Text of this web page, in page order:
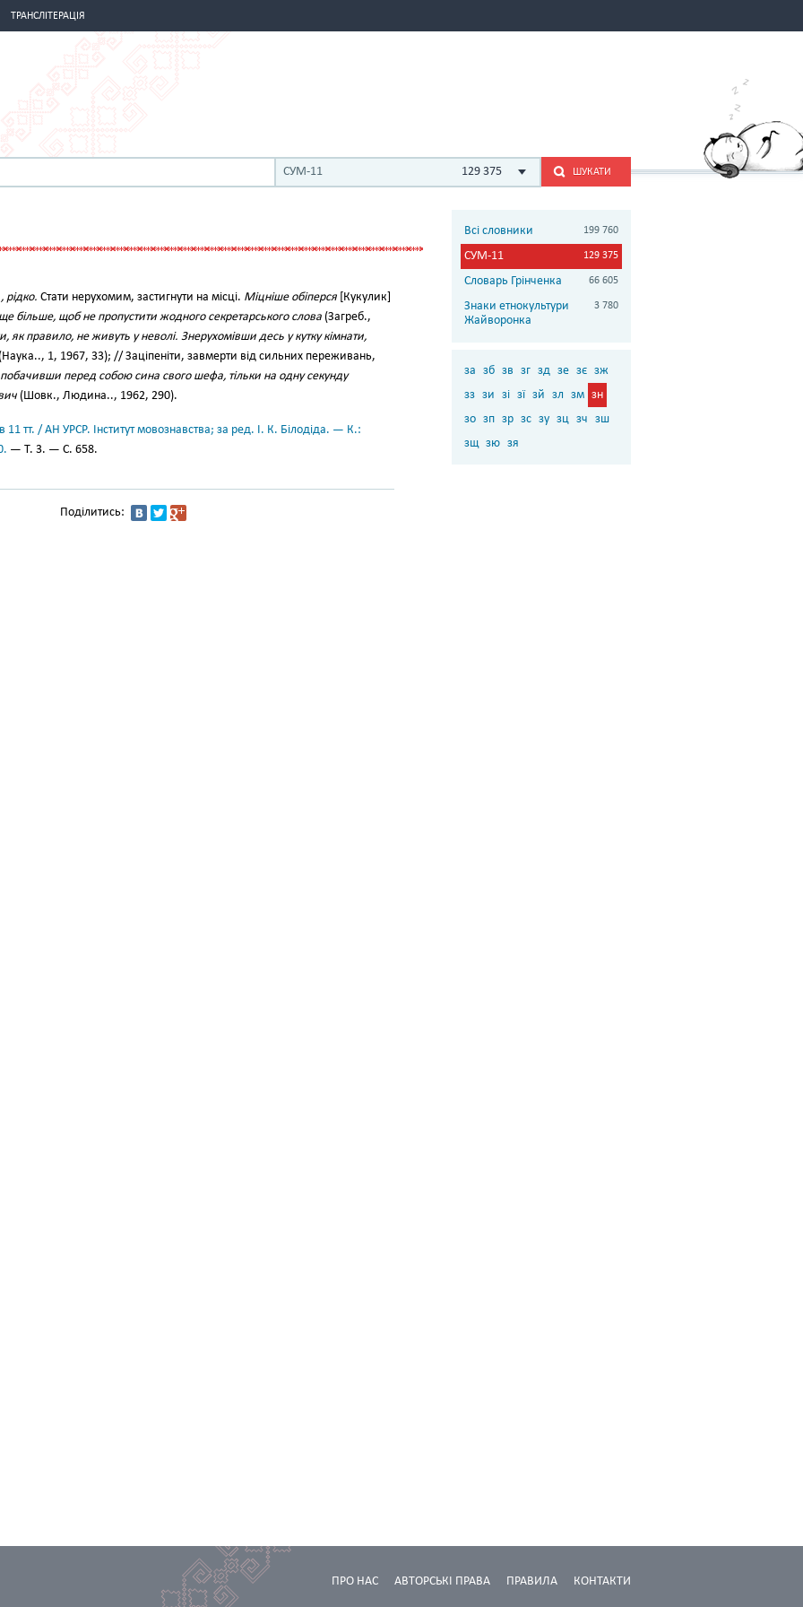
ТРАНСЛІТЕРАЦІЯ
СУМ-11 129 375 ШУКАТИ
рідко. Стати нерухомим, застигнути на місці. Міцніше обіперся [Кукулик]
ще більше, щоб не пропустити жодного секретарського слова (Загреб.,
як правило, не живуть у неволі. Знерухомівши десь у кутку кімнати,
(Наука.., 1, 1967, 33); // Заціпеніти, завмерти від сильних переживань,
перед собою сина свого шефа, тільки на одну секунду
(Шовк., Людина.., 1962, 290).
11 тт. / АН УРСР. Інститут мовознавства; за ред. І. К. Білодіда. — К.:
— Т. 3. — С. 658.
Поділитись:
Всі словники 199 760
СУМ-11 129 375
Словарь Грінченка 66 605
Знаки етнокультури
Жайворонка
3 780
за зб зв зг зд зе зє зж
зз зи зі зї зй зл зм зн
зо зп зр зс зу зц зч зш
зщ зю зя
КОНТАКТИ
ПРАВИЛА
АВТОРСЬКІ ПРАВА
ПРО НАС